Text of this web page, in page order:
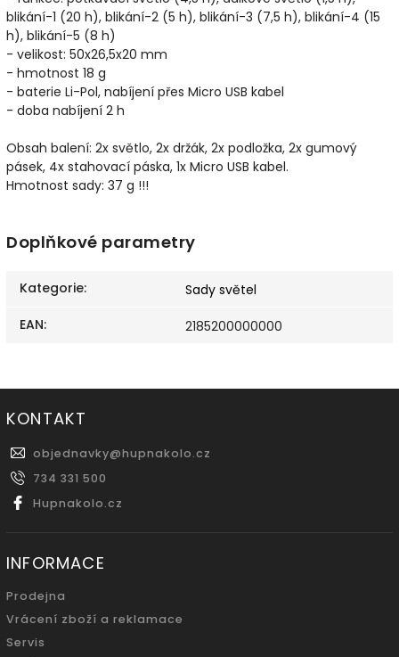
blikání-1 (20 h), blikání-2 (5 h), blikání-3 (7,5 h), blikání-4 (15
h), blikání-5 (8 h)
- velikost: 50x26,5x20 mm
- hmotnost 18 g
- baterie Li-Pol, nabíjení přes Micro USB kabel
- doba nabíjení 2 h
Obsah balení: 2x světlo, 2x držák, 2x podložka, 2x gumový
pásek, 4x stahovací páska, 1x Micro USB kabel.
Hmotnost sady: 37 g !!!
Doplňkové parametry
Kategorie:
Sady světel
EAN: 2185200000000
KONTAKT
objednavky@hupnakolo.cz
734 331 500
Hupnakolo.cz
INFORMACE
Prodejna
Vrácení zboží a reklamace
Servis